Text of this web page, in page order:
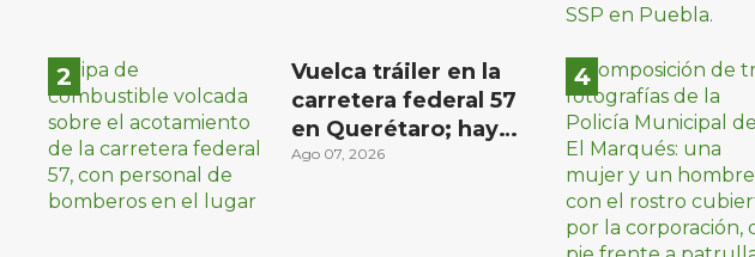
Vuelca tráiler en la
carretera federal 57
en Querétaro; hay
derrame de
Ago 07, 2026